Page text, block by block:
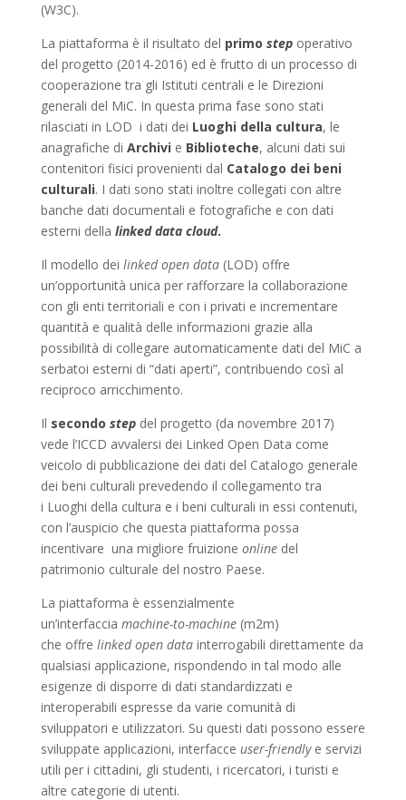
(W3C).
La piattaforma è il risultato del primo step operativo
del progetto (2014-2016) ed è frutto di un processo di
cooperazione tra gli Istituti centrali e le Direzioni
generali del MiC. In questa prima fase sono stati
rilasciati in LOD i dati dei Luoghi della cultura, le
anagrafiche di Archivi e Biblioteche, alcuni dati sui
contenitori fisici provenienti dal Catalogo dei beni
culturali. I dati sono stati inoltre collegati con altre
banche dati documentali e fotografiche e con dati
esterni della linked data cloud.
Il modello dei linked open data (LOD) offre
un’opportunità unica per rafforzare la collaborazione
con gli enti territoriali e con i privati e incrementare
quantità e qualità delle informazioni grazie alla
possibilità di collegare automaticamente dati del MiC a
serbatoi esterni di “dati aperti”, contribuendo così al
reciproco arricchimento.
Il secondo step del progetto (da novembre 2017)
vede l’ICCD avvalersi dei Linked Open Data come
veicolo di pubblicazione dei dati del Catalogo generale
dei beni culturali prevedendo il collegamento tra
i Luoghi della cultura e i beni culturali in essi contenuti,
con l’auspicio che questa piattaforma possa
incentivare una migliore fruizione onlinedel
patrimonio culturale del nostro Paese.
La piattaforma è essenzialmente
un’interfaccia machine-to-machine(m2m)
che offre linked open datainterrogabili direttamente da
qualsiasi applicazione, rispondendo in tal modo alle
esigenze di disporre di dati standardizzati e
interoperabili espresse da varie comunità di
sviluppatori e utilizzatori. Su questi dati possono essere
sviluppate applicazioni, interfacce user-friendlye servizi
utili per i cittadini, gli studenti, i ricercatori, i turisti e
altre categorie di utenti.